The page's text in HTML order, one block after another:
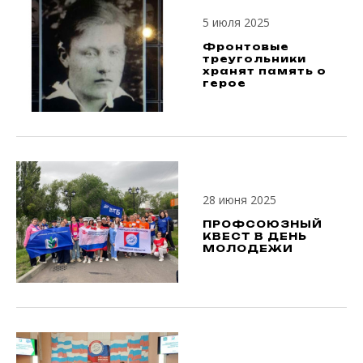
5 июля 2025
Фронтовые
треугольники
хранят память о
герое
28 июня 2025
ПРОФСОЮЗНЫЙ
КВЕСТ В ДЕНЬ
МОЛОДЕЖИ